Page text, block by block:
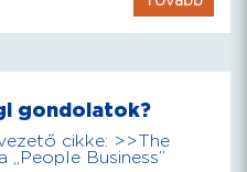
gondolatok?
cikke: >>The
Business”